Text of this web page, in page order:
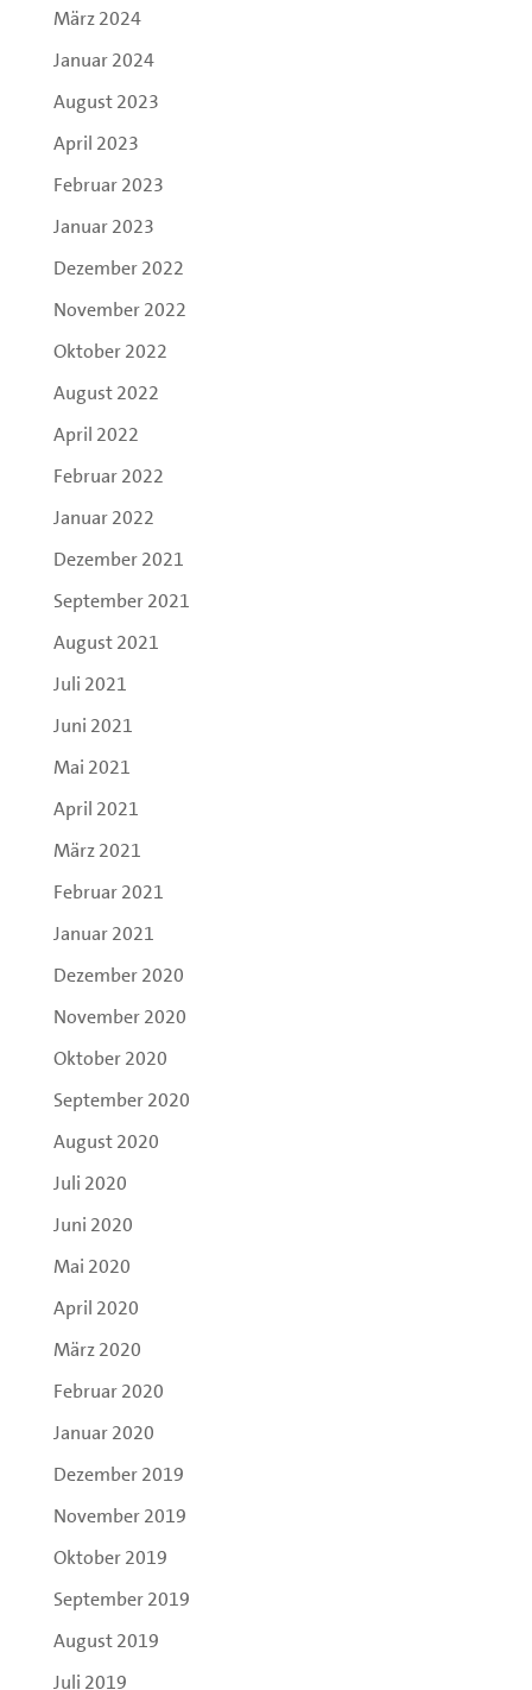
März 2024
Januar 2024
August 2023
April 2023
Februar 2023
Januar 2023
Dezember 2022
November 2022
Oktober 2022
August 2022
April 2022
Februar 2022
Januar 2022
Dezember 2021
September 2021
August 2021
Juli 2021
Juni 2021
Mai 2021
April 2021
März 2021
Februar 2021
Januar 2021
Dezember 2020
November 2020
Oktober 2020
September 2020
August 2020
Juli 2020
Juni 2020
Mai 2020
April 2020
März 2020
Februar 2020
Januar 2020
Dezember 2019
November 2019
Oktober 2019
September 2019
August 2019
Juli 2019